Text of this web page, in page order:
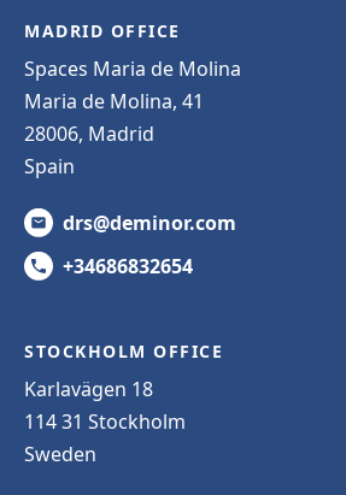
MADRID OFFICE
Spaces Maria de Molina
Maria de Molina, 41
28006, Madrid
Spain
drs@deminor.com
+34686832654
STOCKHOLM OFFICE
Karlavägen 18
114 31 Stockholm
Sweden